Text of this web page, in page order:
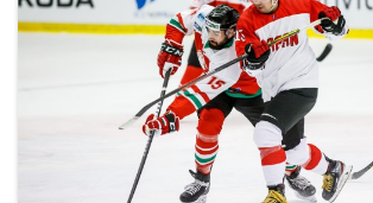
ml_191212_146.jpg